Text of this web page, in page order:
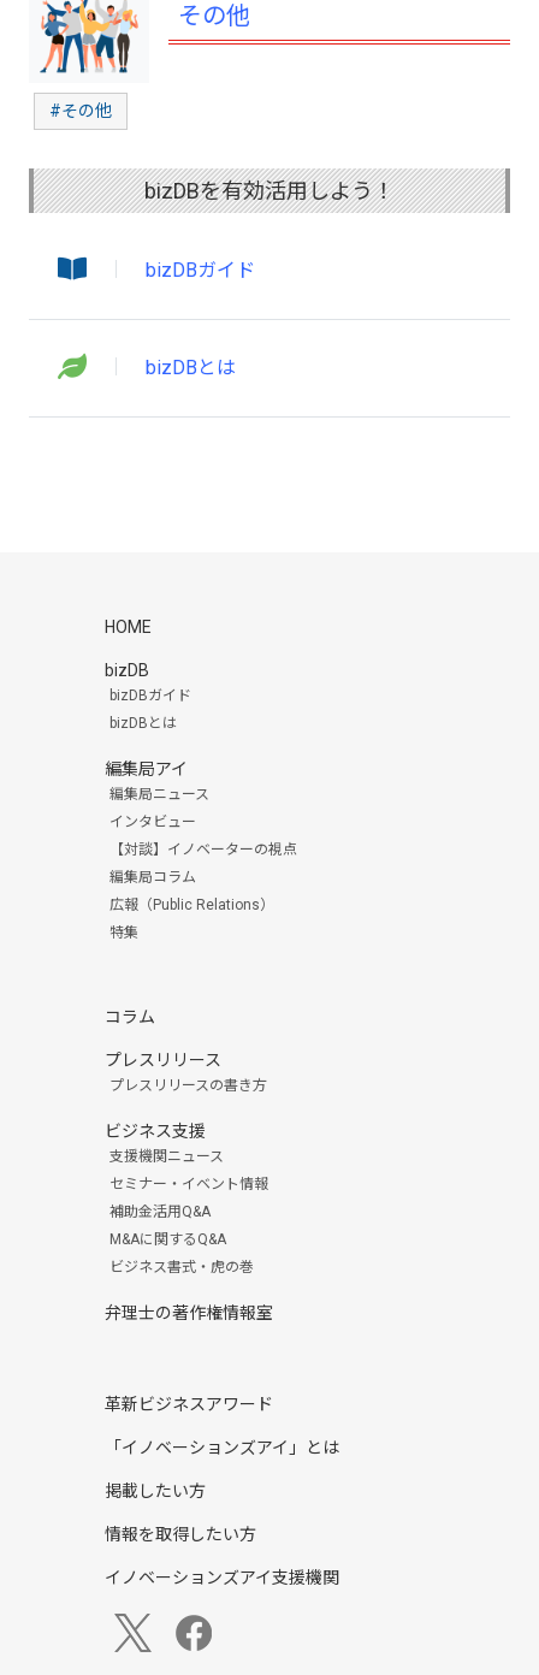
その他
#その他
bizDBを有効活用しよう！
bizDBガイド
bizDBとは
HOME
bizDB
bizDBガイド
bizDBとは
編集局アイ
編集局ニュース
インタビュー
【対談】イノベーターの視点
編集局コラム
広報（Public Relations）
特集
コラム
プレスリリース
プレスリリースの書き方
ビジネス支援
支援機関ニュース
セミナー・イベント情報
補助金活用Q&A
M&Aに関するQ&A
ビジネス書式・虎の巻
弁理士の著作権情報室
革新ビジネスアワード
「イノベーションズアイ」とは
掲載したい方
情報を取得したい方
イノベーションズアイ支援機関